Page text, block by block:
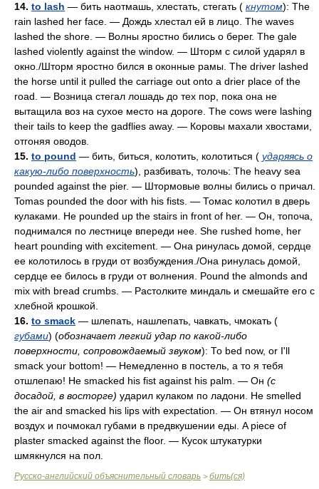
14. to lash — бить наотмашь, хлестать, стегать ( кнутом): The
rain lashed her face. — Дождь хлестал ей в лицо. The waves
lashed the shore. — Волны яростно бились о берег. The gale
lashed violently against the window. — Шторм с силой ударял в
окно./Шторм яростно бился в оконные рамы. The driver lashed
the horse until it pulled the carriage out onto a drier place of the
road. — Возница стегал лошадь до тех пор, пока она не
вытащила воз на сухое место на дороге. The cows were lashing
their tails to keep the gadflies away. — Коровы махали хвостами,
отгоняя оводов.
15. to pound — бить, биться, колотить, колотиться ( ударяясь о
какую-либо поверхность), разбивать, толочь: The heavy sea
pounded against the pier. — Штормовые волны бились о причал.
Tomas pounded the door with his fists. — Томас колотил в дверь
кулаками. Не pounded up the stairs in front of her. — Он, топоча,
поднимался по лестнице впереди нее. She rushed home, her
heart pounding with excitement. — Она ринулась домой, сердце
ее колотилось в груди от возбуждения./Она ринулась домой,
сердце ее билось в груди от волнения. Pound the almonds and
mix with bread crumbs. — Растолките миндаль и смешайте его с
хлебной крошкой.
16. to smack — шлепать, нашлепать, чавкать, чмокать (
губами) (обозначает легкий удар по какой-либо
поверхности, сопровождаемый звуком): То bed now, or I'll
smack your bottom! — Немедленно в постель, а то я тебя
отшлепаю! Не smacked his fist against his palm. — Он (с
досадой, в восторге) ударил кулаком по ладони. Не smelled
the air and smacked his lips with expectation. — Он втянул носом
воздух и почмокал губами в предвкушении еды. A piece of
plaster smacked against the floor. — Кусок штукатурки
шмякнулся на пол.
Русско-английский объяснительный словарь > бить(ся)